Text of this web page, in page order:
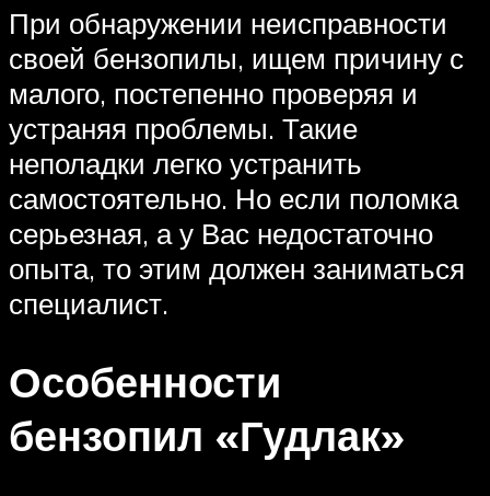
При обнаружении неисправности
своей бензопилы, ищем причину с
малого, постепенно проверяя и
устраняя проблемы. Такие
неполадки легко устранить
самостоятельно. Но если поломка
серьезная, а у Вас недостаточно
опыта, то этим должен заниматься
специалист.
Особенности
бензопил «Гудлак»